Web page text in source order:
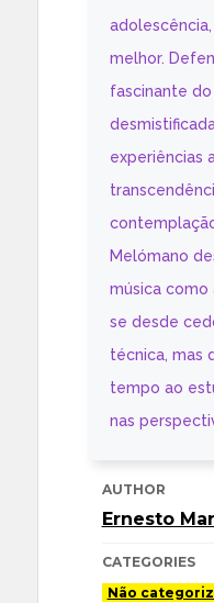
melhor.
fascinante
experiências
Melómano
música como
se desde
técnica, mas
tempo ao
nas
AUTHOR
Ernesto
CATEGORIES
Não